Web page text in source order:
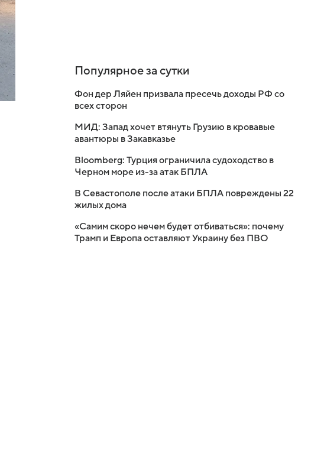
Популярное за сутки
Фон дер Ляйен призвала пресечь доходы РФ со
всех сторон
МИД: Запад хочет втянуть Грузию в кровавые
авантюры в Закавказье
Bloomberg: Турция ограничила судоходство в
Черном море из-за атак БПЛА
В Севастополе после атаки БПЛА повреждены 22
жилых дома
«Самим скоро нечем будет отбиваться»: почему
Трамп и Европа оставляют Украину без ПВО